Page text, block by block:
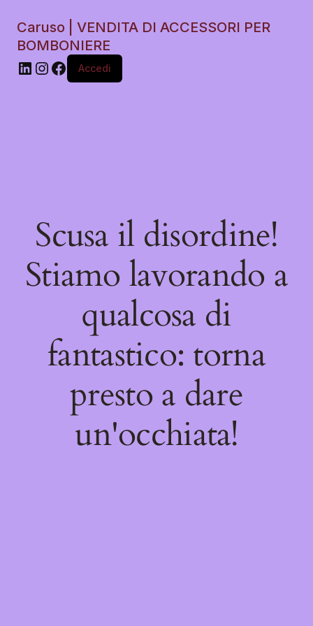
Caruso | VENDITA DI ACCESSORI PER
BOMBONIERE
Accedi
Scusa il disordine!
Stiamo lavorando a
qualcosa di
fantastico: torna
presto a dare
un'occhiata!